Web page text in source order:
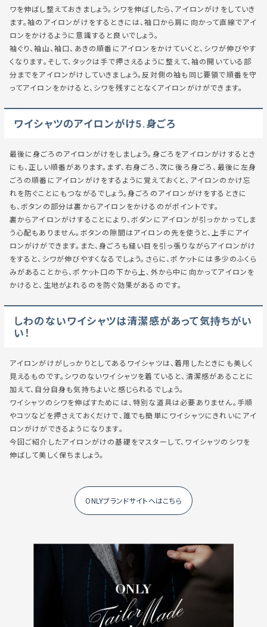
ワを伸ばし整えておきましょう。シワを伸ばしたら、アイロンがけをしていき
ます。袖のアイロンがけをするときには、袖口から肩に向かって直線でアイ
ロンをかけるように意識すると良いでしょう。
袖ぐり、袖山、袖口、あきの順番にアイロンをかけていくと、シワが伸びやす
くなります。そして、タックは手で押さえるように整えて、袖の開いている部
分までをアイロンがけしていきましょう。反対側の袖も同じ要領で順番を守
ってアイロンをかけると、シワを残すことなくアイロンがけができます。
ワイシャツのアイロンがけ5.身ごろ
最後に身ごろのアイロンがけをしましょう。身ごろをアイロンがけするとき
にも、正しい順番があります。まず、右身ごろ、次に後ろ身ごろ、最後に左身
ごろの順番にアイロンがけをするように覚えておくと、アイロンのかけ忘
れを防ぐことにもつながるでしょう。身ごろのアイロンがけをするときに
も、ボタンの部分は裏からアイロンをかけるのがポイントです。
裏からアイロンがけすることにより、ボダンにアイロンが引っかかってしま
う心配もありません。ボタンの隙間はアイロンの先を使うと、上手にアイ
ロンがけができます。また、身ごろも縫い目を引っ張りながらアイロンがけ
をすると、シワが伸びやすくなるでしょう。さらに、ポケットには多少のふくら
みがあることから、ポケット口の下から上、外から中に向かってアイロンを
かけると、生地がよれるのを防ぐ効果があるのです。
しわのないワイシャツは清潔感があって気持ちがい
い！
アイロンがけがしっかりとしてあるワイシャツは、着用したときにも美しく
見えるものです。シワのないワイシャツを着ていると、清潔感があることに
加えて、自分自身も気持ちよいと感じられるでしょう。
ワイシャツのシワを伸ばすためには、特別な道具は必要ありません。手順
やコツなどを押さえておくだけで、誰でも簡単にワイシャツにきれいにアイ
ロンがけができるようになります。
今回ご紹介したアイロンがけの基礎をマスターして、ワイシャツのシワを
伸ばして美しく保ちましょう。
ONLYブランドサイトへはこちら